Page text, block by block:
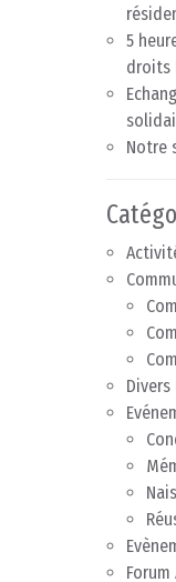
5
droits
Notre
Divers
Forum